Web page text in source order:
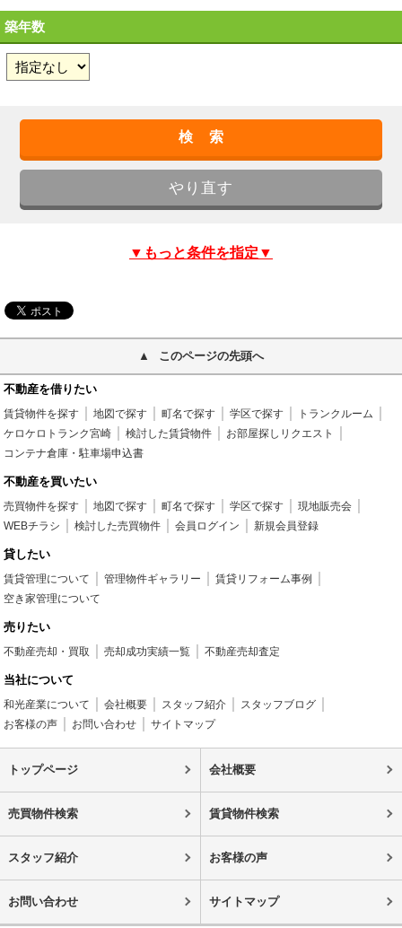
築年数
▼もっと条件を指定▼
このページの先頭へ
不動産を借りたい
賃貸物件を探す 地図で探す 町名で探す 学区で探す
トランクルーム
ケロケロトランク宮崎
検討した賃貸物件
お部屋探しリクエスト
コンテナ倉庫・駐車場申込書
不動産を買いたい
売買物件を探す 地図で探す 町名で探す 学区で探す
現地販売会
WEBチラシ
検討した売買物件 会員ログイン 新規会員登録
貸したい
賃貸管理について 管理物件ギャラリー
賃貸リフォーム事例
空き家管理について
売りたい
不動産売却・買取 売却成功実績一覧 不動産売却査定
当社について
和光産業について 会社概要 スタッフ紹介
スタッフブログ
お客様の声
お問い合わせ サイトマップ
トップページ 会社概要
売買物件検索 賃貸物件検索
スタッフ紹介 お客様の声
お問い合わせ サイトマップ